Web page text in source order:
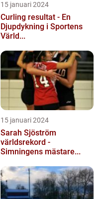
15 januari 2024
Curling resultat - En
Djupdykning i Sportens
Värld...
15 januari 2024
Sarah Sjöström
världsrekord -
Simningens mästare...